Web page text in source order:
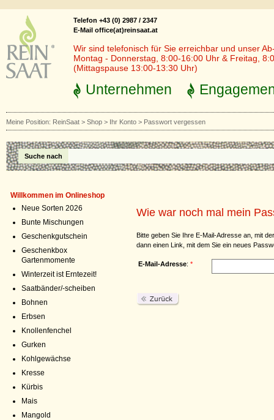
Telefon +43 (0) 2987 / 2347
E-Mail office(at)reinsaat.at
Wir sind telefonisch für Sie erreichbar und unser
Montag - Donnerstag, 8:00-16:00 Uhr & Freitag,
(Mittagspause 13:00-13:30 Uhr)
Unternehmen
Meine Position: ReinSaat > Shop > Ihr Konto > Passwort vergessen
Suche nach
Willkommen im Onlineshop
Neue Sorten 2026
Bunte Mischungen
Geschenkgutschein
Geschenkbox
Gartenmomente
Winterzeit ist Erntezeit!
Saatbänder/-scheiben
Bohnen
Erbsen
Knollenfenchel
Gurken
Kohlgewächse
Kresse
Kürbis
Mais
Mangold
Wie war noch mal mein
Bitte geben Sie Ihre E-Mail-Adresse an, mit
dann einen Link, mit dem Sie ein neues
E-Mail-Adresse: *